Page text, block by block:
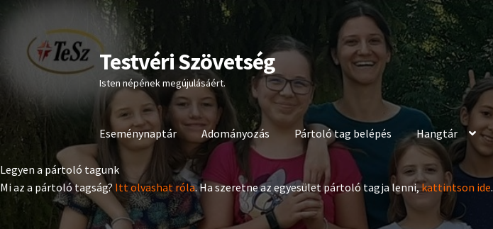
Ugrás
a
navigációhoz
Kilépés
a
tartalomba
Testvéri Szövetség
Isten népének megújulásáért.
Eseménynaptár Adományozás Pártoló tag belépés Hangtár
Legyen a pártoló tagunk
Mi az a pártoló tagság? Itt olvashat róla. Ha szeretne az egyesület pártoló tagja lenni,kattintson ide.